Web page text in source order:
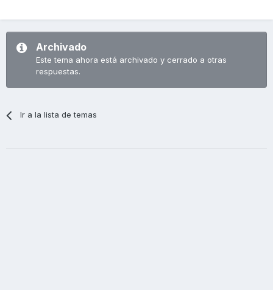
Archivado
Este tema ahora está archivado y cerrado a otras
respuestas.
Ir a la lista de temas